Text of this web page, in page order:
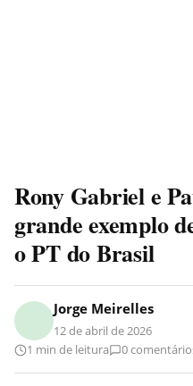
Rony Gabriel e
grande exemplo
o PT do Brasil
Jorge Meirelles
12 de abril de 2026
1 min de leitura
0